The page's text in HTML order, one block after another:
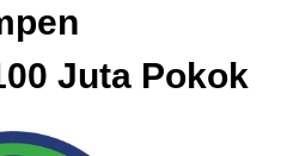
Juta Pokok